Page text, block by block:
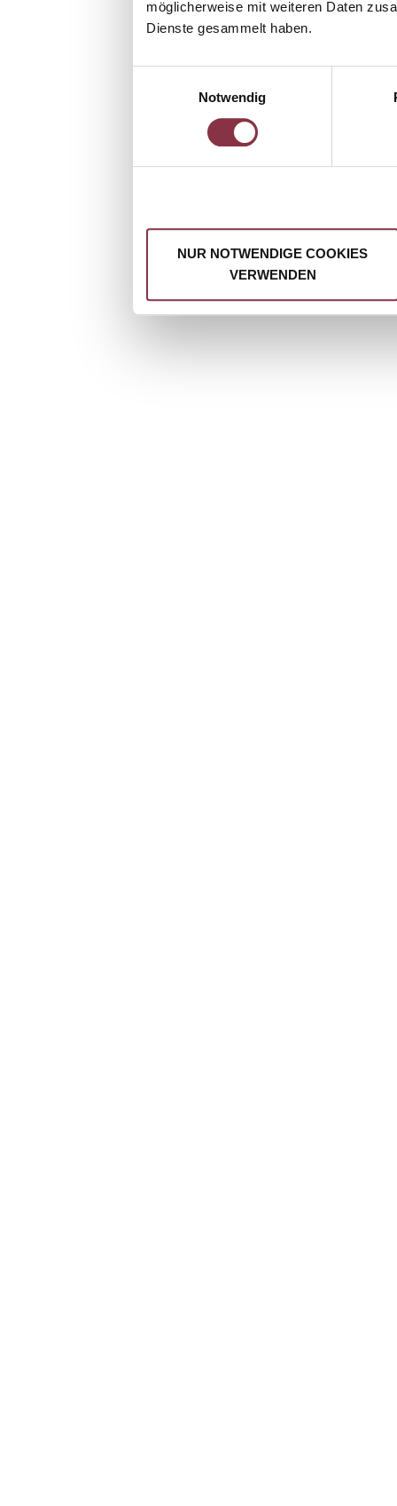
möglicherweise mit weiteren Daten
Dienste gesammelt haben.
Notwendig
NUR NOTWENDIGE COOKIES
VERWENDEN